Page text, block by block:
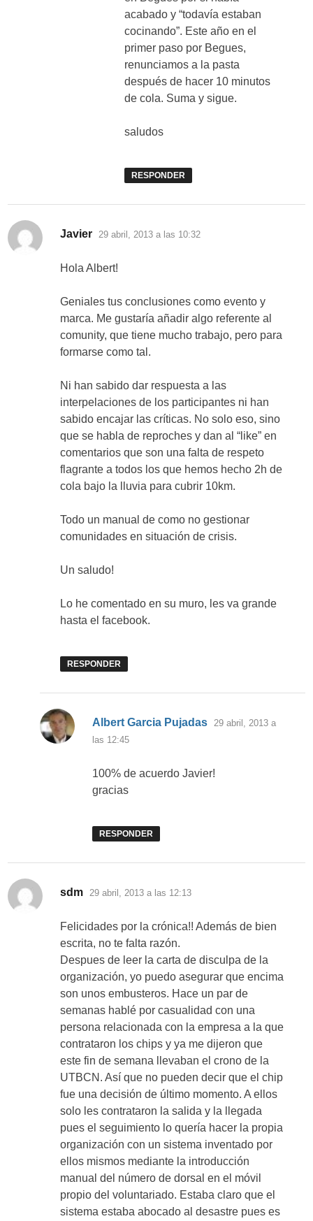
acabado y “todavía estaban
cocinando”. Este año en el
primer paso por Begues,
renunciamos a la pasta
después de hacer 10 minutos
de cola. Suma y sigue.
saludos
RESPONDER
Javier dice:
29 abril, 2013 a las 10:32
Hola Albert!
Geniales tus conclusiones como evento y
marca. Me gustaría añadir algo referente al
comunity, que tiene mucho trabajo, pero para
formarse como tal.
Ni han sabido dar respuesta a las
interpelaciones de los participantes ni han
sabido encajar las críticas. No solo eso, sino
que se habla de reproches y dan al “like” en
comentarios que son una falta de respeto
flagrante a todos los que hemos hecho 2h de
cola bajo la lluvia para cubrir 10km.
Todo un manual de como no gestionar
comunidades en situación de crisis.
Un saludo!
Lo he comentado en su muro, les va grande
hasta el facebook.
RESPONDER
Albert Garcia Pujadas dice:
29 abril, 2013 a
las 12:45
100% de acuerdo Javier!
gracias
RESPONDER
sdm dice:
29 abril, 2013 a las 12:13
Felicidades por la crónica!! Además de bien
escrita, no te falta razón.
Despues de leer la carta de disculpa de la
organización, yo puedo asegurar que encima
son unos embusteros. Hace un par de
semanas hablé por casualidad con una
persona relacionada con la empresa a la que
contrataron los chips y ya me dijeron que
este fin de semana llevaban el crono de la
UTBCN. Así que no pueden decir que el chip
fue una decisión de último momento. A ellos
solo les contrataron la salida y la llegada
pues el seguimiento lo quería hacer la propia
organización con un sistema inventado por
ellos mismos mediante la introducción
manual del número de dorsal en el móvil
propio del voluntariado. Estaba claro que el
sistema estaba abocado al desastre pues es